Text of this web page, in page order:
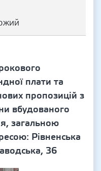
плати та
пропозицій з
вбудованого
загальною
Рівненська
36